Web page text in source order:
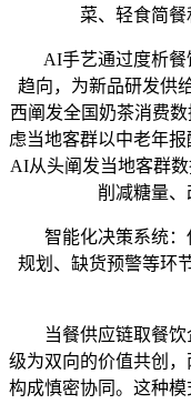
菜、轻食简餐
AI手艺通过度析餐
趋向，为新品研发供
西阐发全国奶茶消费
虑当地客群以中老年
AI从头阐发当地客群数
削减糖量、
智能化决策系统：
规划、缺货预警等环
当餐供应链取餐饮
级为双向的价值共创
构成慎密协同。这种